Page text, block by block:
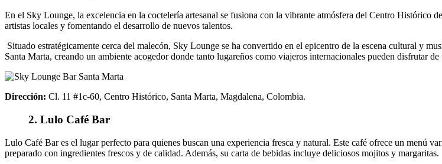
En el Sky Lounge, la excelencia en la coctelería artesanal se fusiona con la vibrante atmósfera del Centro Histórico
artistas locales y fomentando el desarrollo de nuevos talentos.
Situado estratégicamente cerca del malecón, Sky Lounge se ha convertido en el epicentro de la escena cultural y
Santa Marta, creando un ambiente acogedor donde tanto lugareños como viajeros internacionales pueden disfrutar
Dirección: Cl. 11 #1c-60, Centro Histórico, Santa Marta, Magdalena, Colombia.
2. Lulo Café Bar
Lulo Café Bar es el lugar perfecto para quienes buscan una experiencia fresca y natural. Este café ofrece un menú
preparado con ingredientes frescos y de calidad. Además, su carta de bebidas incluye deliciosos mojitos y margaritas.